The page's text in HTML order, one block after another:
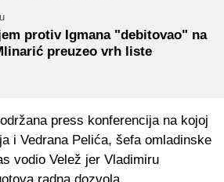
protiv Igmana "debitovao" na
preuzeo vrh liste
press konferencija na kojoj
i Vedrana Pelića, šefa omladinske
vodio Velež jer Vladimiru
radna dozvola.